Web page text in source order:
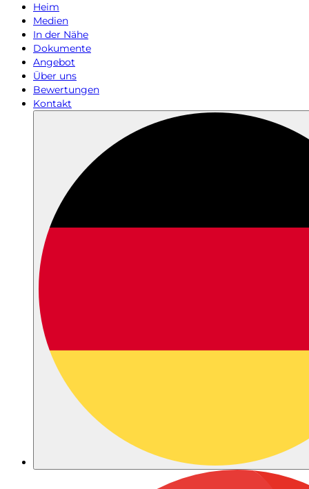
Heim
Medien
In der Nähe
Dokumente
Angebot
Über uns
Bewertungen
Kontakt